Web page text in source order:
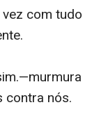
com tudo
contra nós.